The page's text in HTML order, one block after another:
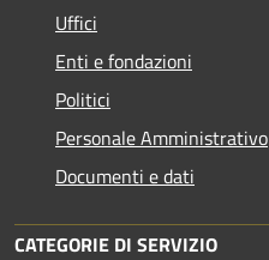
Uffici
Enti e fondazioni
Politici
Personale Amministrativo
Documenti e dati
CATEGORIE DI SERVIZIO